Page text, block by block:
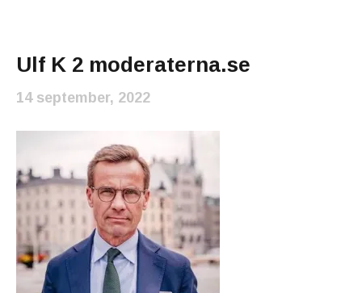
Ulf K 2 moderaterna.se
14 september, 2022